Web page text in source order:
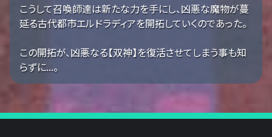
こうして召喚師達は新たな力を手にし、凶悪な魔物が蔓
延る古代都市エルドラディアを開拓していくのであった。
この開拓が、凶悪なる【双神】を復活させてしまう事も知
らずに...。